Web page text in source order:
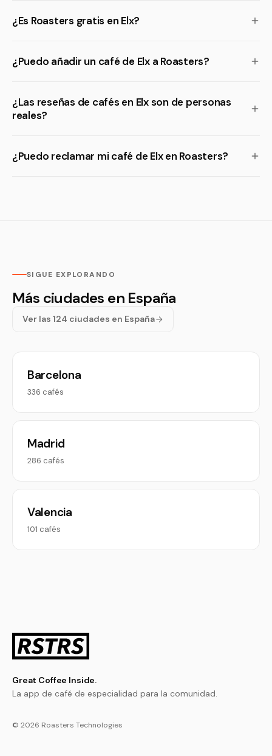
¿Es Roasters gratis en Elx?
¿Puedo añadir un café de Elx a Roasters?
¿Las reseñas de cafés en Elx son de personas
reales?
¿Puedo reclamar mi café de Elx en Roasters?
SIGUE EXPLORANDO
Más ciudades en España
Ver las 124 ciudades en España
Barcelona
336 cafés
Madrid
286 cafés
Valencia
101 cafés
Great Coffee Inside.
La app de café de especialidad para la comunidad.
© 2026 Roasters Technologies